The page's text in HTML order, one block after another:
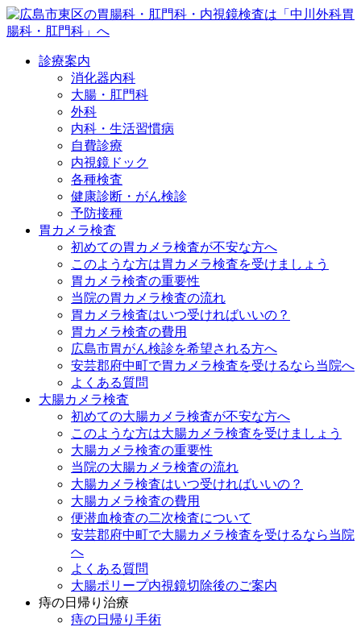
診療案内
消化器内科
大腸・肛門科
外科
内科・生活習慣病
自費診療
内視鏡ドック
各種検査
健康診断・がん検診
予防接種
胃カメラ検査
初めての胃カメラ検査が不安な方へ
このような方は胃カメラ検査を受けましょう
胃カメラ検査の重要性
当院の胃カメラ検査の流れ
胃カメラ検査はいつ受ければいいの？
胃カメラ検査の費用
広島市胃がん検診を希望される方へ
安芸郡府中町で胃カメラ検査を受けるなら当院へ
よくある質問
大腸カメラ検査
初めての大腸カメラ検査が不安な方へ
このような方は大腸カメラ検査を受けましょう
大腸カメラ検査の重要性
当院の大腸カメラ検査の流れ
大腸カメラ検査はいつ受ければいいの？
大腸カメラ検査の費用
便潜血検査の二次検査について
安芸郡府中町で大腸カメラ検査を受けるなら当院
へ
よくある質問
大腸ポリープ内視鏡切除後のご案内
痔の日帰り治療
痔の日帰り手術